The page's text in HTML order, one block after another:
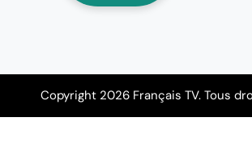
Copyright 2026 Français TV. Tous